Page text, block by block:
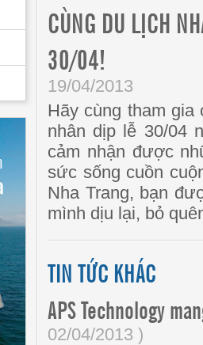
CÙNG DU LỊCH
30/04!
19/04/2013
Hãy cùng tham gia
nhân dịp lễ 30/04
cảm nhận được
sức sống cuồn
Nha Trang, bạn
mình dịu lại, bỏ
TIN TỨC KHÁC
APS Technology
02/04/2013 )